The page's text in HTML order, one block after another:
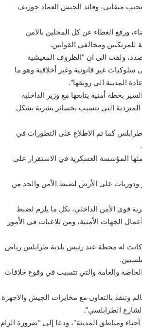
ميقاتي، وقائد الجيش العماد جوزيف
ورفع الغطاء عن كل المخلين بالامن
للمرتكبين ومخالفي القوانين.
ولفت الى ان “الظروف المعيشية
غير قانونية وغير أخلاقية وهو ما
المدينة الى رونقها”.
بخطة أمنية يتابعها مع وزير الداخلية
التي تتسبب بخسائر بشرية بشكل
كما تم الاطلاع على التطورات في
المؤسسة العسكرية في الاستقرار على
على الأرض لضبط الأمن والحد من
قوى الأمن الداخلي، بكل ما يلزم لضبط
الجهات الأمنية، ومن تلاعبات في الأمور
له محطة عند رئيس بلدية طرابلس رياض
والعامة والتي تتسبب في وقوع خلافات
بالتعاون مع مخابرات الجيش والاجهزة
الطرابلسي”.
ومناطق المدينة”، ودعا إلى “ضرورة الزام